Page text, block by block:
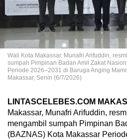
Wali Kota Makassar, Munafri Arifuddin,
sumpah Pimpinan Badan Amil Zakat
Periode 2026–2031 di Baruga Anging
Makassar, Senin (6/7/2026)
LINTASCELEBES.COM
Makassar, Munafri Arifuddin,
mengambil sumpah Pimpinan
(BAZNAS) Kota Makassar